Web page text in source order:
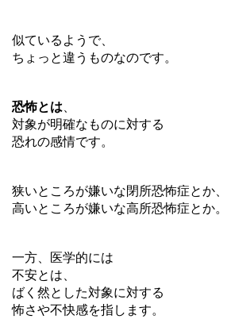
似ているようで、
ちょっと違うものなのです。
恐怖とは、
対象が明確なものに対する
恐れの感情です。
狭いところが嫌いな閉所恐怖症とか、
高いところが嫌いな高所恐怖症とか。
一方、医学的には
不安とは、
ばく然とした対象に対する
怖さや不快感を指します。